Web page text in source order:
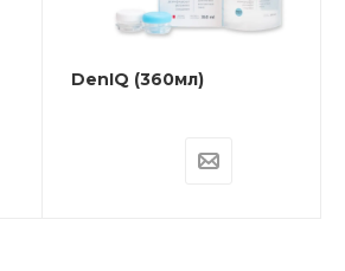
DenIQ (360мл)